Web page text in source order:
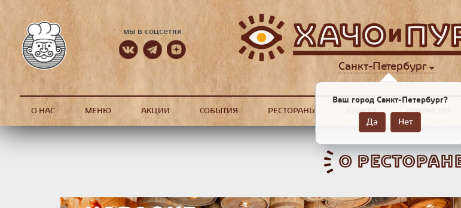
мы в соцсетях
Санкт-Петербург
Ваш город Санкт-Петербург?
Да Нет
О НАС МЕНЮ АКЦИИ СОБЫТИЯ РЕСТОРАНЫ БАНКЕТ ВАКАНСИИ
О